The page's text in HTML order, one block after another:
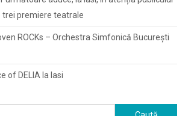
trei premiere teatrale
ROCKs – Orchestra Simfonică București
of DELIA la Iasi
Caută